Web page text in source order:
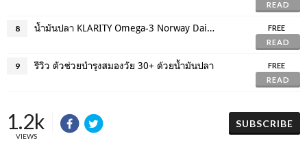
READ
8 น้ำมันปลา KLARITY Omega-3 Norway Daily ทำไมฮิต?
FREE
READ
9 รีวิว ตัวช่วยบำรุงสมองวัย 30+ ด้วยน้ำมันปลา
FREE
READ
1.2k
VIEWS
SUBSCRIBE